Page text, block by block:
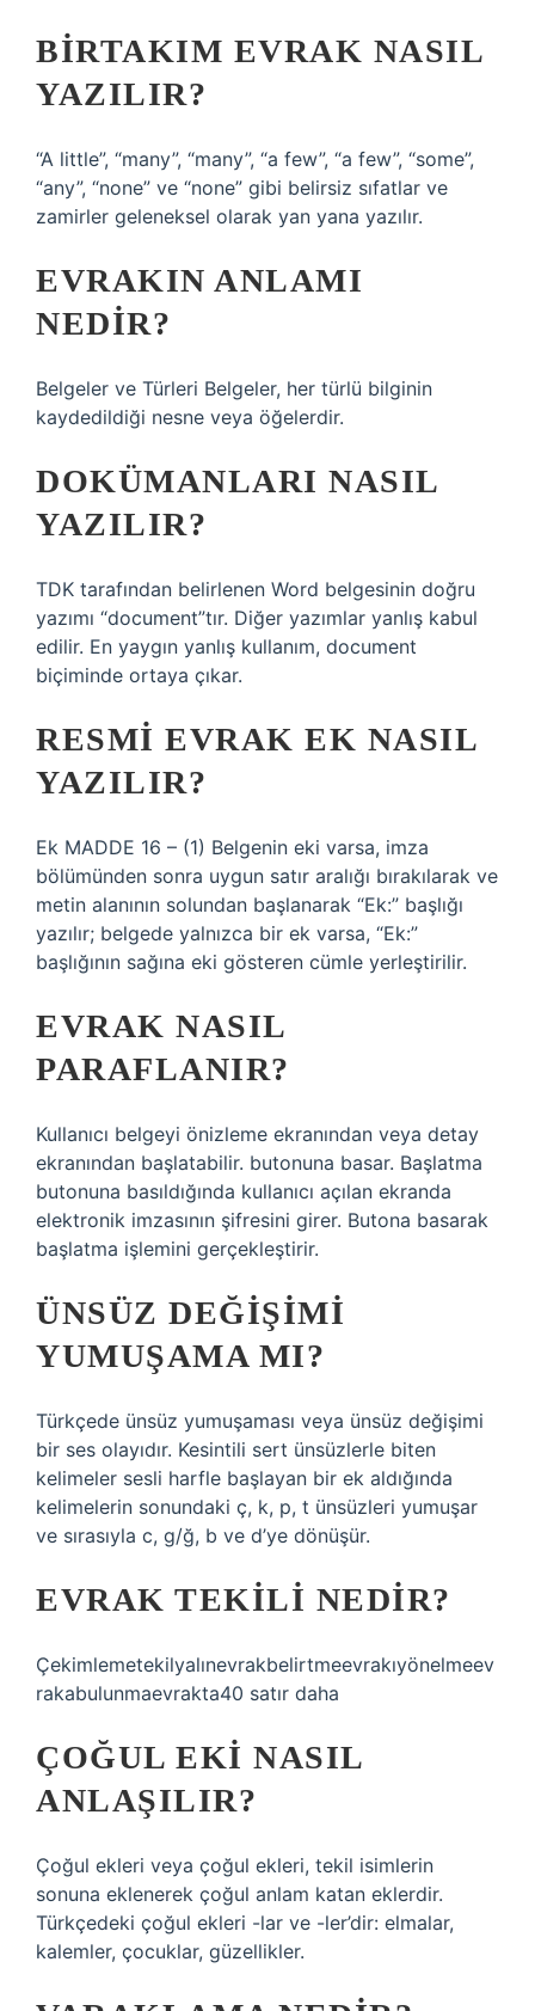
BIRTAKIM EVRAK NASIL
YAZILIR?
“A little”, “many”, “many”, “a few”, “a few”, “some”,
“any”, “none” ve “none” gibi belirsiz sıfatlar ve
zamirler geleneksel olarak yan yana yazılır.
EVRAKIN ANLAMI
NEDIR?
Belgeler ve Türleri Belgeler, her türlü bilginin
kaydedildiği nesne veya öğelerdir.
DOKÜMANLARI NASIL
YAZILIR?
TDK tarafından belirlenen Word belgesinin doğru
yazımı “document”tır. Diğer yazımlar yanlış kabul
edilir. En yaygın yanlış kullanım, document
biçiminde ortaya çıkar.
RESMI EVRAK EK NASIL
YAZILIR?
Ek MADDE 16 – (1) Belgenin eki varsa, imza
bölümünden sonra uygun satır aralığı bırakılarak ve
metin alanının solundan başlanarak “Ek:” başlığı
yazılır; belgede yalnızca bir ek varsa, “Ek:”
başlığının sağına eki gösteren cümle yerleştirilir.
EVRAK NASIL
PARAFLANIR?
Kullanıcı belgeyi önizleme ekranından veya detay
ekranından başlatabilir. butonuna basar. Başlatma
butonuna basıldığında kullanıcı açılan ekranda
elektronik imzasının şifresini girer. Butona basarak
başlatma işlemini gerçekleştirir.
ÜNSÜZ DEĞIŞIMI
YUMUŞAMA MI?
Türkçede ünsüz yumuşaması veya ünsüz değişimi
bir ses olayıdır. Kesintili sert ünsüzlerle biten
kelimeler sesli harfle başlayan bir ek aldığında
kelimelerin sonundaki ç, k, p, t ünsüzleri yumuşar
ve sırasıyla c, g/ğ, b ve d’ye dönüşür.
EVRAK TEKILI NEDIR?
Çekimlemetekilyalınevrakbelirtmeevrakıyönelmeev
rakabulunmaevrakta40 satır daha
ÇOĞUL EKI NASIL
ANLAŞILIR?
Çoğul ekleri veya çoğul ekleri, tekil isimlerin
sonuna eklenerek çoğul anlam katan eklerdir.
Türkçedeki çoğul ekleri -lar ve -ler’dir: elmalar,
kalemler, çocuklar, güzellikler.